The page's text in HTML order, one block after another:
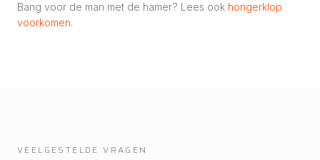
Bang voor de man met de hamer? Lees ook hongerklop
voorkomen.
VEELGESTELDE VRAGEN